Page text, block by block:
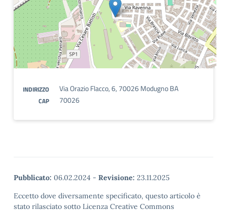
INDIRIZZO Via Orazio Flacco, 6, 70026 Modugno BA
CAP 70026
Pubblicato: 06.02.2024 - Revisione: 23.11.2025
Eccetto dove diversamente specificato, questo articolo è
stato rilasciato sotto Licenza Creative Commons